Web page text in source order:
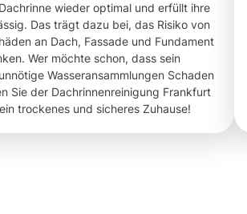
wieder optimal und erfüllt ihre
Das trägt dazu bei, das Risiko von
an Dach, Fassade und Fundament
Wer möchte schon, dass sein
Wasseransammlungen Schaden
Sie der Dachrinnenreinigung Frankfurt
trockenes und sicheres Zuhause!